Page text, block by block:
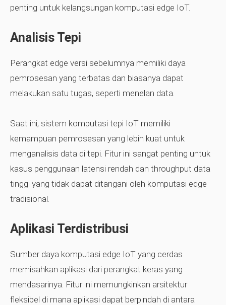
penting untuk kelangsungan komputasi edge IoT.
Analisis Tepi
Perangkat edge versi sebelumnya memiliki daya
pemrosesan yang terbatas dan biasanya dapat
melakukan satu tugas, seperti menelan data.
Saat ini, sistem komputasi tepi IoT memiliki
kemampuan pemrosesan yang lebih kuat untuk
menganalisis data di tepi. Fitur ini sangat penting untuk
kasus penggunaan latensi rendah dan throughput data
tinggi yang tidak dapat ditangani oleh komputasi edge
tradisional.
Aplikasi Terdistribusi
Sumber daya komputasi edge IoT yang cerdas
memisahkan aplikasi dari perangkat keras yang
mendasarinya. Fitur ini memungkinkan arsitektur
fleksibel di mana aplikasi dapat berpindah di antara